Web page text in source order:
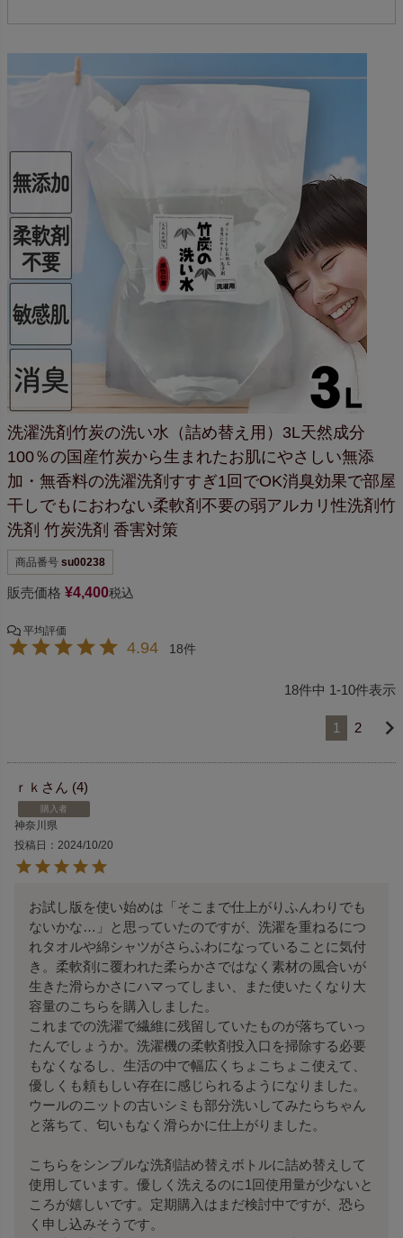
洗濯洗剤竹炭の洗い水（詰め替え用）3L天然成分
100％の国産竹炭から生まれたお肌にやさしい無添
加・無香料の洗濯洗剤 すすぎ1回でOK消臭効果で部屋
干しでもにおわない柔軟剤不要の弱アルカリ性洗剤 竹
洗剤 竹炭洗剤 香害対策
商品番号 su00238
販売価格 ¥4,400税込
4.94 18
18件中 1-10件表示
1 2
ｒｋ 4
購入者
神奈川県
投稿日
2024/10/20
お試し版を使い始めは「そこまで仕上がりふんわりでも
ないかな…」と思っていたのですが、洗濯を重ねるにつ
れタオルや綿シャツがさらふわになっていることに気付
き。柔軟剤に覆われた柔らかさではなく素材の風合いが
生きた滑らかさにハマってしまい、また使いたくなり大
容量のこちらを購入しました。
これまでの洗濯で繊維に残留していたものが落ちていっ
たんでしょうか。洗濯機の柔軟剤投入口を掃除する必要
もなくなるし、生活の中で幅広くちょこちょこ使えて、
優しくも頼もしい存在に感じられるようになりました。
ウールのニットの古いシミも部分洗いしてみたらちゃん
と落ちて、匂いもなく滑らかに仕上がりました。
こちらをシンプルな洗剤詰め替えボトルに詰め替えして
使用しています。優しく洗えるのに1回使用量が少ないと
ころが嬉しいです。定期購入はまだ検討中ですが、恐ら
く申し込みそうです。